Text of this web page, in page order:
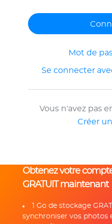
Obtenez votre
GRATUIT maintenant
1 Go de stockage
synchroniser vos photos
Mot de
Se connecter
Vous n'avez pas
Créer